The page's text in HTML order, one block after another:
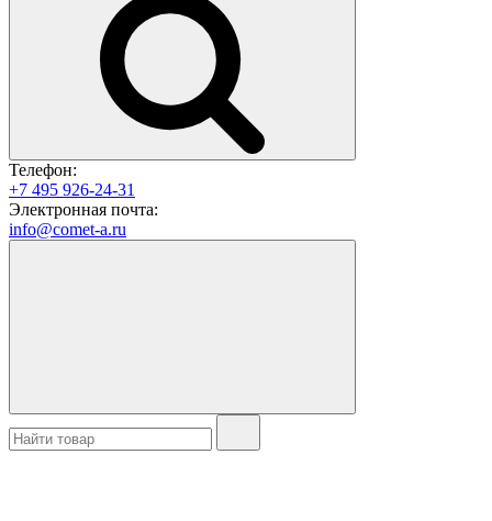
Телефон:
+7 495 926-24-31
Электронная почта:
info@comet-a.ru